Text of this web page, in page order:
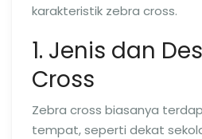
karakteristik zebra cross.
1. Jenis dan
Cross
Zebra cross biasanya
tempat, seperti dekat